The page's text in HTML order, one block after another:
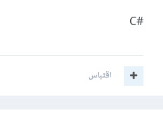
#C
اقتباس